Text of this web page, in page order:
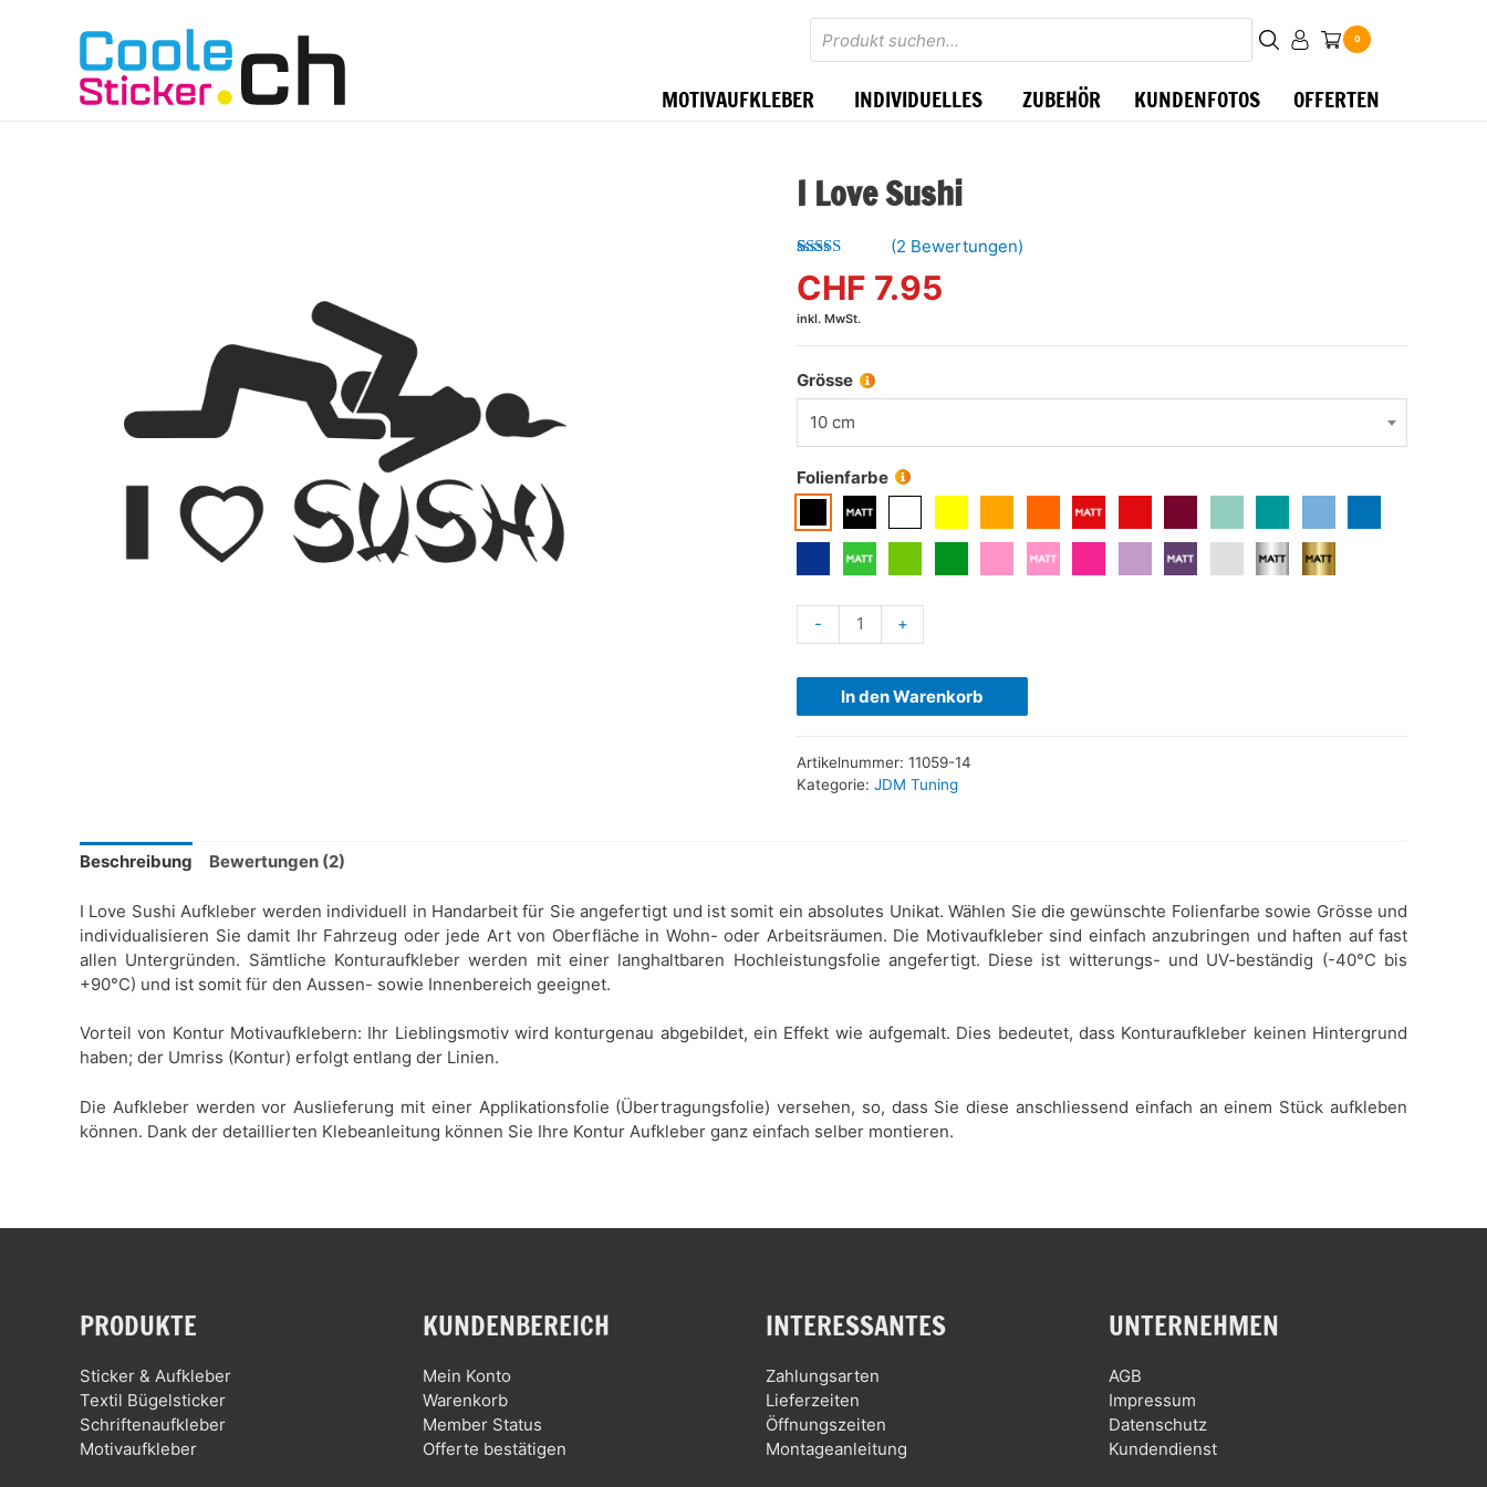
Products
search 0
MOTIVAUFKLEBER INDIVIDUELLES ZUBEHÖR KUNDENFOTOS OFFERTEN
I Love Sushi
5.00 von 5,
basierend
auf
(2 Bewertungen)
CHF 7.95
inkl. MwSt.
Grösse
10 cm
Folienfarbe
- +
In den Warenkorb
Artikelnummer: 11059-14
Kategorie: JDM Tuning
Beschreibung Bewertungen (2)
I Love Sushi Aufkleber werden individuell in Handarbeit für Sie angefertigt und ist somit ein absolutes Unikat. Wählen Sie die gewünschte Folienfarbe sowie Grösse und
individualisieren Sie damit Ihr Fahrzeug oder jede Art von Oberfläche in Wohn- oder Arbeitsräumen. Die Motivaufkleber sind einfach anzubringen und haften auf fast
allen Untergründen. Sämtliche Konturaufkleber werden mit einer langhaltbaren Hochleistungsfolie angefertigt. Diese ist witterungs- und UV-beständig (-40°C bis
+90°C) und ist somit für den Aussen- sowie Innenbereich geeignet.
Vorteil von Kontur Motivaufklebern: Ihr Lieblingsmotiv wird konturgenau abgebildet, ein Effekt wie aufgemalt. Dies bedeutet, dass Konturaufkleber keinen Hintergrund
haben; der Umriss (Kontur) erfolgt entlang der Linien.
Die Aufkleber werden vor Auslieferung mit einer Applikationsfolie (Übertragungsfolie) versehen, so, dass Sie diese anschliessend einfach an einem Stück aufkleben
können. Dank der detaillierten Klebeanleitung können Sie Ihre Kontur Aufkleber ganz einfach selber montieren.
PRODUKTE
Sticker & Aufkleber
Textil Bügelsticker
Schriftenaufkleber
Motivaufkleber
KUNDENBEREICH
Mein Konto
Warenkorb
Member Status
Offerte bestätigen
INTERESSANTES
Zahlungsarten
Lieferzeiten
Öffnungszeiten
Montageanleitung
UNTERNEHMEN
AGB
Impressum
Datenschutz
Kundendienst